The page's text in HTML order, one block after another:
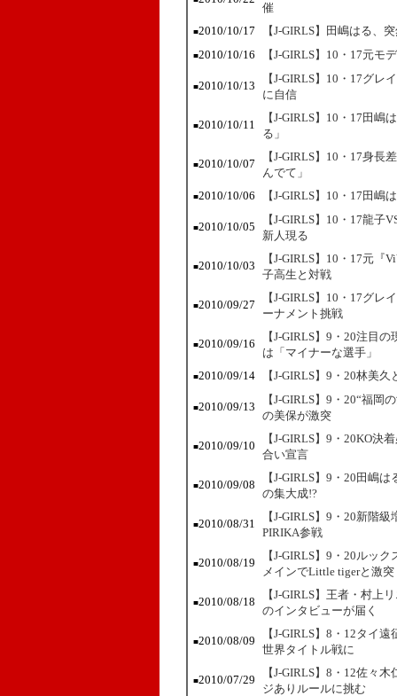
催
■2010/10/17 【J-GIRLS】田嶋はる、
■2010/10/16 【J-GIRLS】10・17元
■2010/10/13
【J-GIRLS】10・17グ
に自信
■2010/10/11
【J-GIRLS】10・17田
る」
■2010/10/07
【J-GIRLS】10・17身長
んでて」
■2010/10/06 【J-GIRLS】10・17田
■2010/10/05
【J-GIRLS】10・17龍子
新人現る
■2010/10/03
【J-GIRLS】10・17元
子高生と対戦
■2010/09/27
【J-GIRLS】10・17グ
ーナメント挑戦
■2010/09/16
【J-GIRLS】9・20注目
は「マイナーな選手」
■2010/09/14 【J-GIRLS】9・20林美
■2010/09/13
【J-GIRLS】9・20“福岡
の美保が激突
■2010/09/10
【J-GIRLS】9・20KO決
合い宣言
■2010/09/08
【J-GIRLS】9・20田嶋
の集大成!?
■2010/08/31
【J-GIRLS】9・20新階
PIRIKA参戦
■2010/08/19
【J-GIRLS】9・20ルッ
メインでLittle tigerと激突
■2010/08/18
【J-GIRLS】王者・村上
のインタビューが届く
■2010/08/09
【J-GIRLS】8・12タイ
世界タイトル戦に
■2010/07/29
【J-GIRLS】8・12佐々
ジありルールに挑む